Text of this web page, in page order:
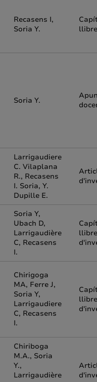
Recasens I,
Soria Y.
Soria Y.
Larrigaudiere
C. Vilaplana
R., Recasens
I. Soria, Y.
Dupille E.
Soria Y,
Ubach D,
Larrigaudière
C, Recasens
I.
llibre
Chirigoga
MA, Ferre J,
Soria Y,
Larrigaudiere
C, Recasens
I.
llibre
Chiriboga
M.A., Soria
Y.,
Larrigaudière